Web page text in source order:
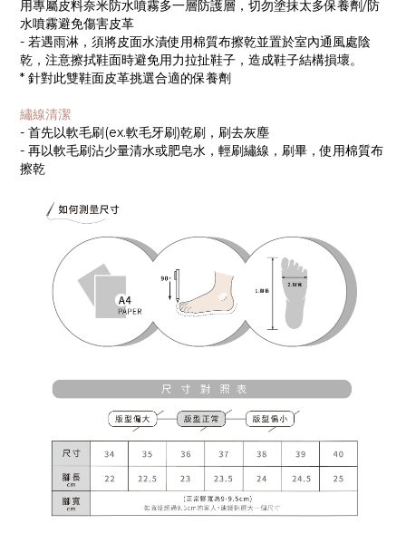
用專屬皮料奈米防水噴霧多一層防護層，切勿塗抹太多保養劑/防
水噴霧避免傷害皮革
- 若遇雨淋，須將皮面水漬使用棉質布擦乾並置於室內通風處陰
乾，注意擦拭鞋面時避免用力拉扯鞋子，造成鞋子結構損壞。
* 針對此雙鞋面皮革挑選合適的保養劑
繡線清潔
- 首先以軟毛刷(ex.軟毛牙刷)乾刷，刷去灰塵
- 再以軟毛刷沾少量清水或肥皂水，輕刷繡線，刷畢，使用棉質布
擦乾